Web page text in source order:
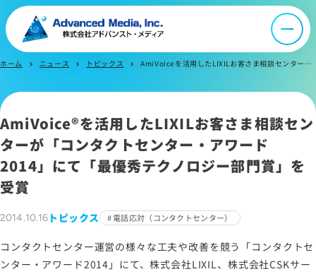
会社案内
オウンドメディア
採用情報
IR情報
よくあるご質問
ホーム chevron_right ニュース chevron_right トピックス chevron_right AmiVoiceを活用したLIXILお客さま相談センターが「コンタクトセンター・アワード2014」にて「最優秀テクノロジー部門賞」を受賞
AmiVoice®を活用したLIXILお客さま相談セン
ターが「コンタクトセンター・アワード
2014」にて「最優秀テクノロジー部門賞」を
受賞
2014.10.16 トピックス 電話応対（コンタクトセンター）
コンタクトセンター運営の様々な工夫や改善を競う「コンタクトセ
ンター・アワード2014」にて、株式会社LIXIL、株式会社CSKサー